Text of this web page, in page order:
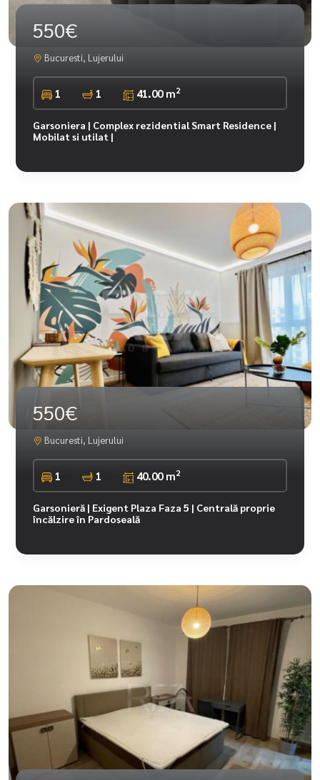
550€
Bucuresti, Lujerului
1 1 41.00 m2
Garsoniera | Complex rezidential Smart Residence |
Mobilat si utilat |
550€
Bucuresti, Lujerului
1 1 40.00 m2
Garsonieră | Exigent Plaza Faza 5 | Centrală proprie
încălzire în Pardoseală